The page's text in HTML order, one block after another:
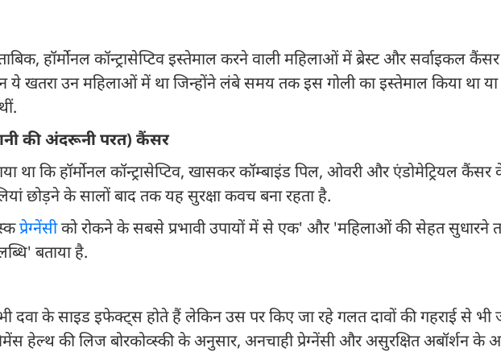
हॉर्मोनल कॉन्ट्रासेप्टिव इस्तेमाल करने वाली महिलाओं में ब्रेस्ट और सर्वाइकल
खतरा उन महिलाओं में था जिन्होंने लंबे समय तक इस गोली का इस्तेमाल किया था या
की अंदरूनी परत) कैंसर
था कि हॉर्मोनल कॉन्ट्रासेप्टिव, खासकर कॉम्बाइंड पिल, ओवरी और एंडोमेट्रियल
छोड़ने के सालों बाद तक यह सुरक्षा कवच बना रहता है.
प्रेग्नेंसीको रोकने के सबसे प्रभावी उपायों में से एक' और 'महिलाओं की सेहत सुधारने
बताया है.
दवा के साइड इफेक्ट्स होते हैं लेकिन उस पर किए जा रहे गलत दावों की गहराई से भी
हेल्थ की लिज बोरकोव्स्की के अनुसार, अनचाही प्रेग्नेंसी और असुरक्षित अबॉर्शन के